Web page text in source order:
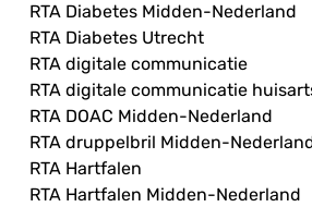
RTA Diabetes Midden-Nederland
RTA Diabetes Utrecht
RTA digitale communicatie
RTA digitale communicatie
RTA DOAC Midden-Nederland
RTA druppelbril Midden-
RTA Hartfalen
RTA Hartfalen Midden-Nederland